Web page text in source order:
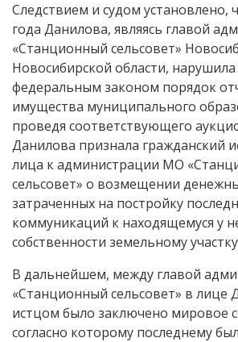
Следствием и судом установлено,
года Данилова, являясь главой
«Станционный сельсовет»
Новосибирской области,
федеральным законом порядок
имущества муниципального
проведя соответствующего
Данилова признала гражданский
лица к администрации МО
сельсовет» о возмещении
затраченных на постройку
коммуникаций к находящемуся у
собственности земельному
В дальнейшем, между главой
«Станционный сельсовет» в лице
истцом было заключено мировое
согласно которому последнему